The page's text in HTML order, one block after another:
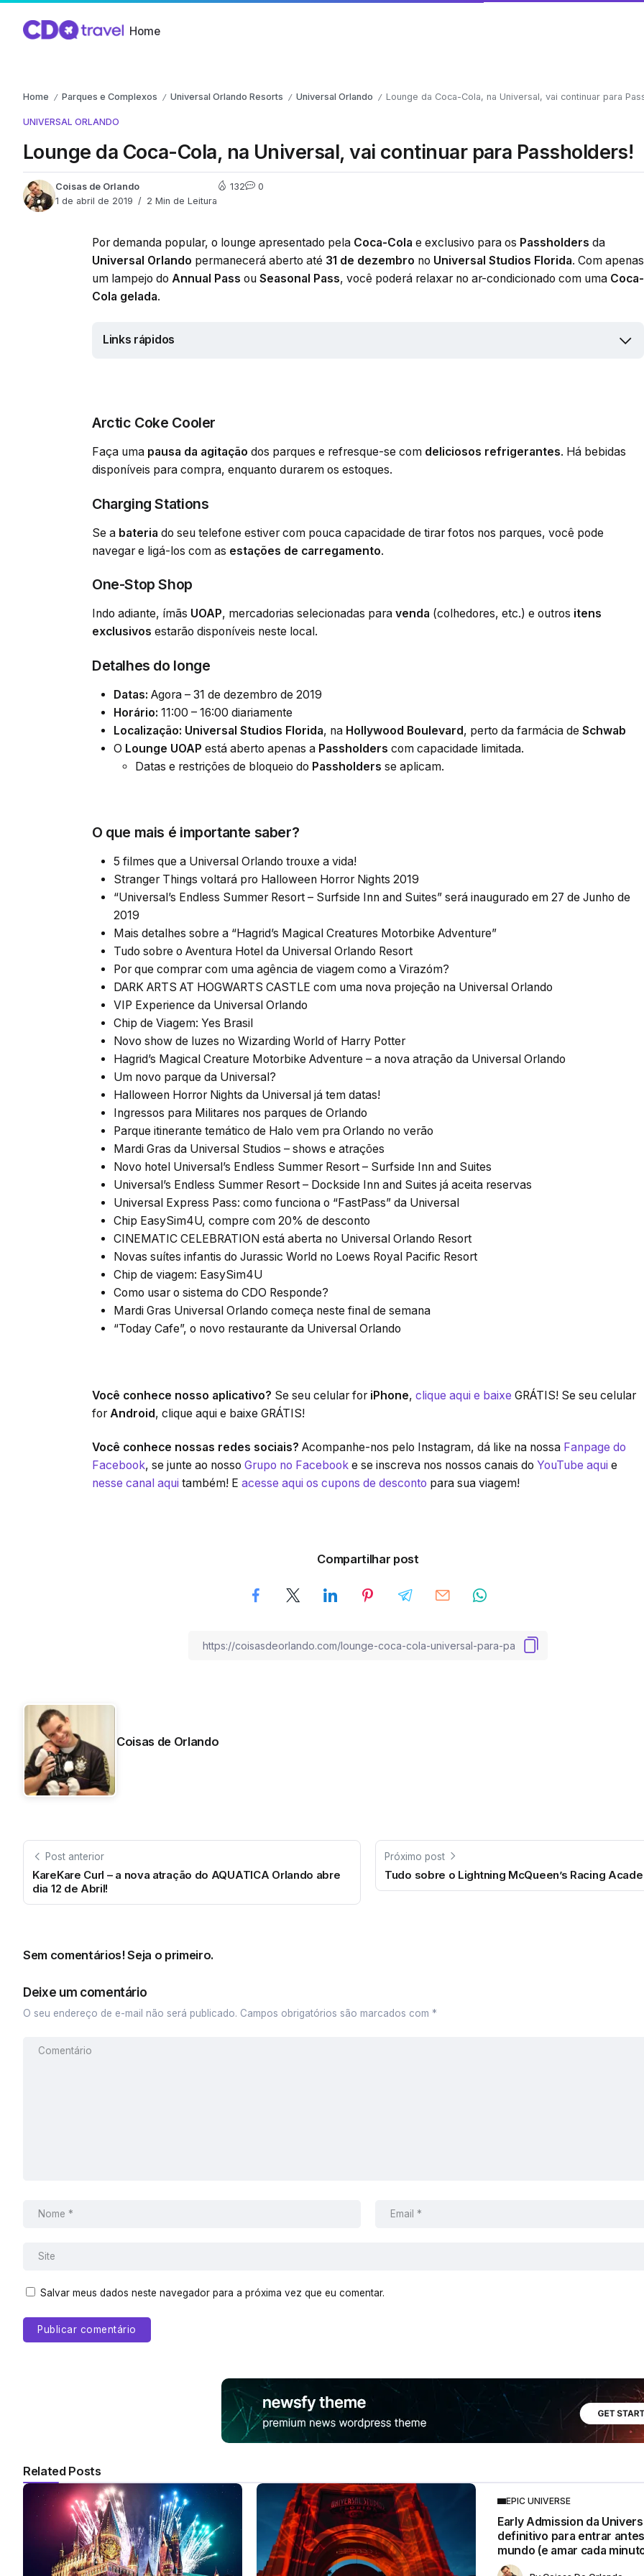
Home
Home / Parques e Complexos / Universal Orlando Resorts / Universal Orlando / Lounge da Coca-Cola, na Universal, vai continuar para
UNIVERSAL ORLANDO
Lounge da Coca-Cola, na Universal, vai continuar para Passholders!
Coisas de Orlando
1 de abril de 2019
2 Min de Leitura
132 0
Por demanda popular, o lounge apresentado pela Coca-Cola e exclusivo para os Passholders da
Universal Orlando permanecerá aberto até 31 de dezembro no Universal Studios Florida. Com apenas
um lampejo do Annual Pass ou Seasonal Pass, você poderá relaxar no ar-condicionado com uma Coca-
Cola gelada.
Links rápidos
Arctic Coke Cooler
Faça uma pausa da agitação dos parques e refresque-se com deliciosos refrigerantes. Há bebidas
disponíveis para compra, enquanto durarem os estoques.
Charging Stations
Se a bateria do seu telefone estiver com pouca capacidade de tirar fotos nos parques, você pode
navegar e ligá-los com as estações de carregamento.
One-Stop Shop
Indo adiante, ímãs UOAP, mercadorias selecionadas para venda (colhedores, etc.) e outros itens
exclusivos estarão disponíveis neste local.
Detalhes do longe
Datas: Agora – 31 de dezembro de 2019
Horário: 11:00 – 16:00 diariamente
Localização: Universal Studios Florida, na Hollywood Boulevard, perto da farmácia de Schwab
O Lounge UOAP está aberto apenas a Passholders com capacidade limitada.
Datas e restrições de bloqueio do Passholders se aplicam.
O que mais é importante saber?
5 filmes que a Universal Orlando trouxe a vida!
Stranger Things voltará pro Halloween Horror Nights 2019
“Universal’s Endless Summer Resort – Surfside Inn and Suites” será inaugurado em 27 de Junho de
2019
Mais detalhes sobre a “Hagrid’s Magical Creatures Motorbike Adventure”
Tudo sobre o Aventura Hotel da Universal Orlando Resort
Por que comprar com uma agência de viagem como a Virazóm?
DARK ARTS AT HOGWARTS CASTLE com uma nova projeção na Universal Orlando
VIP Experience da Universal Orlando
Chip de Viagem: Yes Brasil
Novo show de luzes no Wizarding World of Harry Potter
Hagrid’s Magical Creature Motorbike Adventure – a nova atração da Universal Orlando
Um novo parque da Universal?
Halloween Horror Nights da Universal já tem datas!
Ingressos para Militares nos parques de Orlando
Parque itinerante temático de Halo vem pra Orlando no verão
Mardi Gras da Universal Studios – shows e atrações
Novo hotel Universal’s Endless Summer Resort – Surfside Inn and Suites
Universal’s Endless Summer Resort – Dockside Inn and Suites já aceita reservas
Universal Express Pass: como funciona o “FastPass” da Universal
Chip EasySim4U, compre com 20% de desconto
CINEMATIC CELEBRATION está aberta no Universal Orlando Resort
Novas suítes infantis do Jurassic World no Loews Royal Pacific Resort
Chip de viagem: EasySim4U
Como usar o sistema do CDO Responde?
Mardi Gras Universal Orlando começa neste final de semana
“Today Cafe”, o novo restaurante da Universal Orlando
Você conhece nosso aplicativo? Se seu celular for iPhone, clique aqui e baixe GRÁTIS! Se seu celular
for Android, clique aqui e baixe GRÁTIS!
Você conhece nossas redes sociais? Acompanhe-nos pelo Instagram, dá like na nossa Fanpage do
Facebook, se junte ao nosso Grupo no Facebook e se inscreva nos nossos canais do YouTube aqui e
nesse canal aqui também! E acesse aqui os cupons de desconto para sua viagem!
Compartilhar post
Coisas de Orlando
Post anterior
KareKare Curl – a nova atração do AQUATICA Orlando abre
dia 12 de Abril!
Próximo post
Tudo sobre o Lightning McQueen’s Racing
Sem comentários! Seja o primeiro.
Deixe um comentário
O seu endereço de e-mail não será publicado. Campos obrigatórios são marcados com *
Salvar meus dados neste navegador para a próxima vez que eu comentar.
Related Posts
EPIC UNIVERSE
Early Admission da
definitivo para entrar
mundo (e amar cada